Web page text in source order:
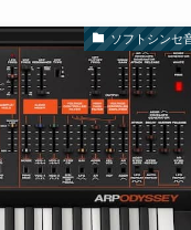
ソフトシンセ